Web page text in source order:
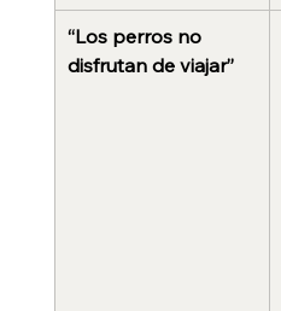
“Los perros no
disfrutan de viajar”